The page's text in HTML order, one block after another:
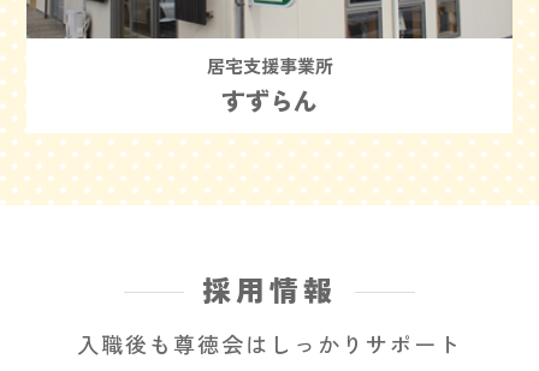
居宅支援事業所
すずらん
採用情報
入職後も尊徳会はしっかりサポート